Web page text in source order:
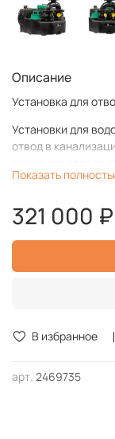
В избранное
арт. 2469735
Описание
Установка для
Установки для
отвод в
обратного
Показать
321 000 ₽